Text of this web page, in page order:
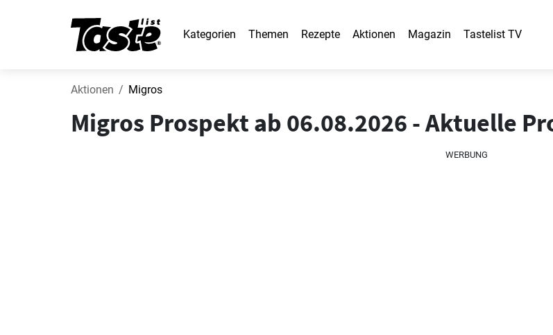
Kategorien Themen Rezepte Aktionen Magazin Tastelist TV
Aktionen Migros
Migros Prospekt ab 06.08.2026 - Aktuelle
WERBUNG